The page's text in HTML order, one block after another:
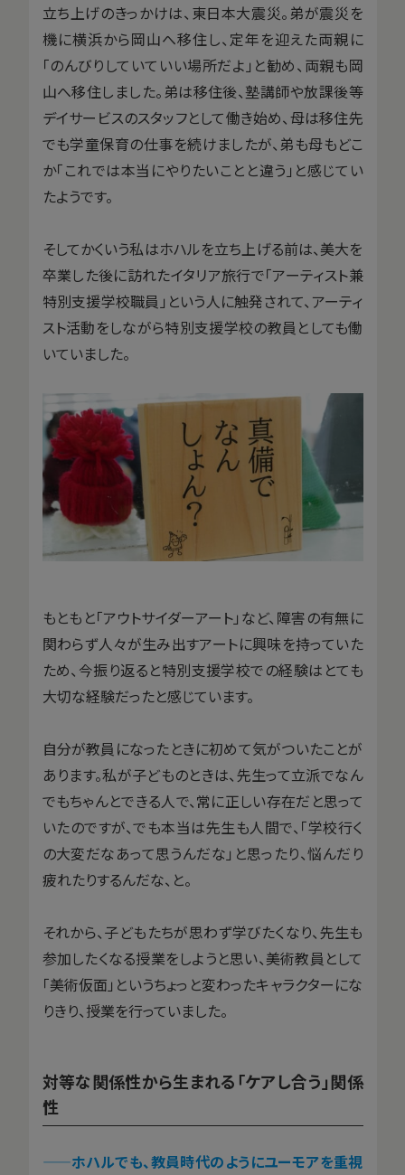
立ち上げのきっかけは、東日本大震災。弟が震災を
機に横浜から岡山へ移住し、定年を迎えた両親に
「のんびりしていていい場所だよ」と勧め、両親も岡
山へ移住しました。弟は移住後、塾講師や放課後等
デイサービスのスタッフとして働き始め、母は移住先
でも学童保育の仕事を続けましたが、弟も母もどこ
か「これでは本当にやりたいことと違う」と感じてい
たようです。
そしてかくいう私はホハルを立ち上げる前は、美大を
卒業した後に訪れたイタリア旅行で「アーティスト兼
特別支援学校職員」という人に触発されて、アーティ
スト活動をしながら特別支援学校の教員としても働
いていました。
もともと「アウトサイダーアート」など、障害の有無に
関わらず人々が生み出すアートに興味を持っていた
ため、今振り返ると特別支援学校での経験はとても
大切な経験だったと感じています。
自分が教員になったときに初めて気がついたことが
あります。私が子どものときは、先生って立派でなん
でもちゃんとできる人で、常に正しい存在だと思って
いたのですが、でも本当は先生も人間で、「学校行く
の大変だなあって思うんだな」と思ったり、悩んだり
疲れたりするんだな、と。
それから、子どもたちが思わず学びたくなり、先生も
参加したくなる授業をしようと思い、美術教員として
「美術仮面」というちょっと変わったキャラクターにな
りきり、授業を行っていました。
対等な関係性から生まれる「ケアし合う」関係
性
——ホハルでも、教員時代のようにユーモアを重視